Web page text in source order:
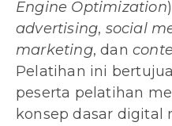
Engine Optimization
advertising, social
marketing, dan
Pelatihan ini
peserta pelatihan
konsep dasar digital